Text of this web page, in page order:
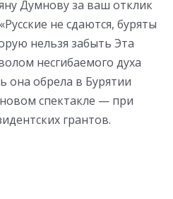
Думнову за ваш отклик
не сдаются, буряты
нельзя забыть Эта
несгибаемого духа
она обрела в Бурятии
спектакле — при
грантов.